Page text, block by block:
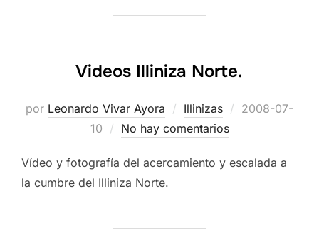
Videos Illiniza Norte.
por Leonardo Vivar Ayora Illinizas
Publicado
2008-07-
10
No hay comentarios
Vídeo y fotografía del acercamiento y escalada a
la cumbre del Illiniza Norte.